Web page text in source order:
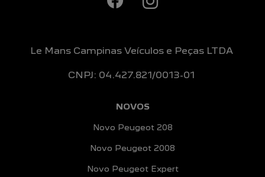
Le Mans Campinas Veículos e Peças LTDA
CNPJ: 04.427.821/0013-01
NOVOS
Novo Peugeot 208
Novo Peugeot 2008
Novo Peugeot Expert